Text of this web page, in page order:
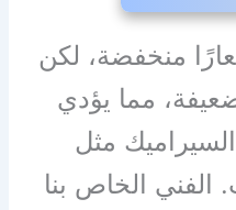
منخفضة، لكن
مما يؤدي
مثل
الفني الخاص بنا